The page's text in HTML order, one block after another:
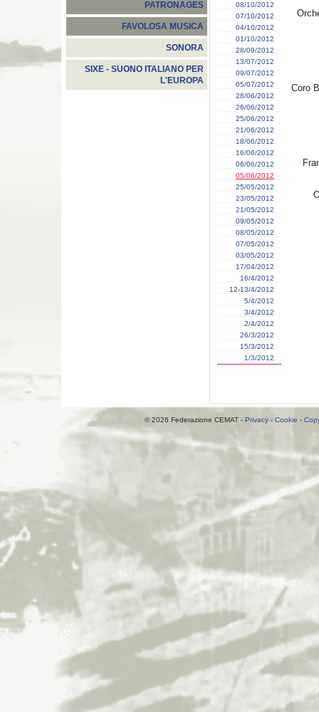
PATRONAGES
FAVOLOSA MUSICA
SONORA
SIXE - SUONO ITALIANO PER
L'EUROPA
08/10/2012
07/10/2012
04/10/2012
01/10/2012
28/09/2012
13/07/2012
09/07/2012
05/07/2012
28/06/2012
26/06/2012
25/06/2012
21/06/2012
18/06/2012
16/06/2012
06/06/2012
05/06/2012
25/05/2012
23/05/2012
21/05/2012
09/05/2012
08/05/2012
07/05/2012
03/05/2012
17/04/2012
16/4/2012
12-13/4/2012
5/4/2012
3/4/2012
2/4/2012
26/3/2012
15/3/2012
1/3/2012
Coro
© 2026 Federazione CEMAT - Privacy - Cookie -